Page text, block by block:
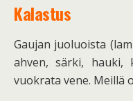
Kalastus
Gaujan juoluoista
ahven, särki, hauki,
vuokrata vene. Meillä